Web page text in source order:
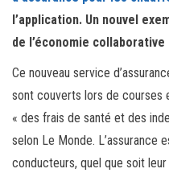
l’application. Un nouvel
de l’économie
Ce nouveau service
sont couverts lors de courses
« des frais de santé et des
selon Le Monde.
conducteurs, quel que soit